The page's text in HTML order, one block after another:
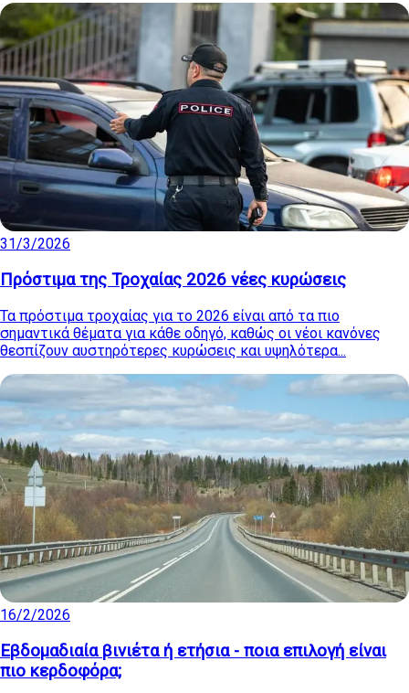
31/3/2026
Πρόστιμα της Τροχαίας 2026 νέες κυρώσεις
Τα πρόστιμα τροχαίας για το 2026 είναι από τα πιο
σημαντικά θέματα για κάθε οδηγό, καθώς οι νέοι κανόνες
θεσπίζουν αυστηρότερες κυρώσεις και υψηλότερα...
16/2/2026
Εβδομαδιαία βινιέτα ή ετήσια - ποια επιλογή είναι
πιο κερδοφόρα;